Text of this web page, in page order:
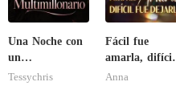
Una Noche con
un
Multimillonario
Tessychris
Fácil fue
amarla, difícil
fue dejarla
Anna